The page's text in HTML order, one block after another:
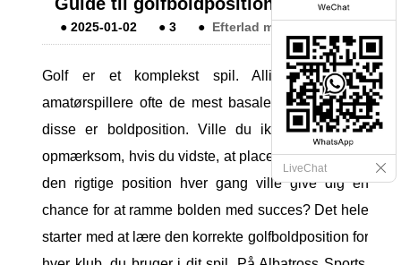
●2025-01-02 ●3 ● Efterlad mig en besked
Golf er et komplekst spil. Alligevel overser
amatørspillere ofte de mest basale detaljer. En af
disse er boldposition. Ville du ikke være mere
opmærksom, hvis du vidste, at placering af bolden i
den rigtige position hver gang ville give dig en
chance for at ramme bolden med succes? Det hele
starter med at lære den korrekte golfboldposition for
LiveChat